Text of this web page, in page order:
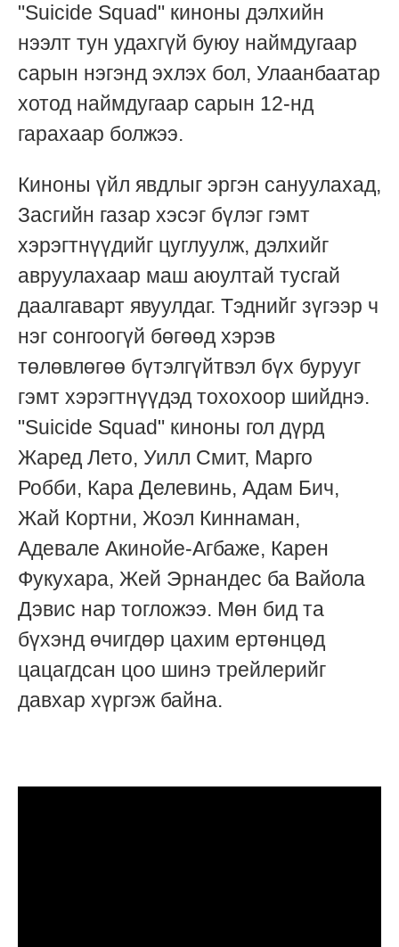
"Suicide Squad" киноны дэлхийн
нээлт тун удахгүй буюу наймдугаар
сарын нэгэнд эхлэх бол, Улаанбаатар
хотод наймдугаар сарын 12-нд
гарахаар болжээ.
Киноны үйл явдлыг эргэн сануулахад,
Засгийн газар хэсэг бүлэг гэмт
хэрэгтнүүдийг цуглуулж, дэлхийг
авруулахаар маш аюултай тусгай
даалгаварт явуулдаг. Тэднийг зүгээр ч
нэг сонгоогүй бөгөөд хэрэв
төлөвлөгөө бүтэлгүйтвэл бүх бурууг
гэмт хэрэгтнүүдэд тохохоор шийднэ.
"Suicide Squad" киноны гол дүрд
Жаред Лето, Уилл Смит, Марго
Робби, Кара Делевинь, Адам Бич,
Жай Кортни, Жоэл Киннаман,
Адевале Акинойе-Агбаже, Карен
Фукухара, Жей Эрнандес ба Вайола
Дэвис нар тогложээ. Мөн бид та
бүхэнд өчигдөр цахим ертөнцөд
цацагдсан цоо шинэ трейлерийг
давхар хүргэж байна.